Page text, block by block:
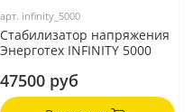
арт. infinity_5000
Стабилизатор напряжения
Энерготех INFINITY 5000
47500 руб